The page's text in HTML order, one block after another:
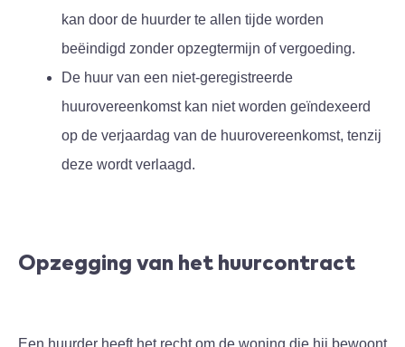
kan door de huurder te allen tijde worden
beëindigd zonder opzegtermijn of vergoeding.
De huur van een niet-geregistreerde
huurovereenkomst kan niet worden geïndexeerd
op de verjaardag van de huurovereenkomst, tenzij
deze wordt verlaagd.
Opzegging van het huurcontract